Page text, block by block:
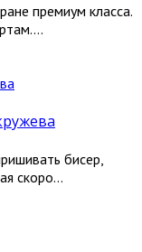
премиум класса.
бисер,
скоро...